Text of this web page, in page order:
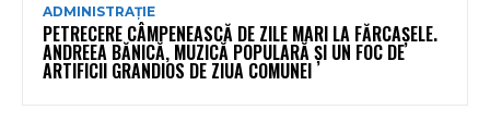
ADMINISTRAȚIE
PETRECERE CÂMPENEASCĂ DE ZILE MARI LA FĂRCAȘELE.
ANDREEA BĂNICĂ, MUZICĂ POPULARĂ ȘI UN FOC DE
ARTIFICII GRANDIOS DE ZIUA COMUNEI